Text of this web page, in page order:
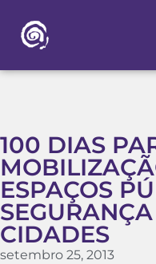
100 DIAS
ESPAÇOS
CIDADES
setembro 25, 2013